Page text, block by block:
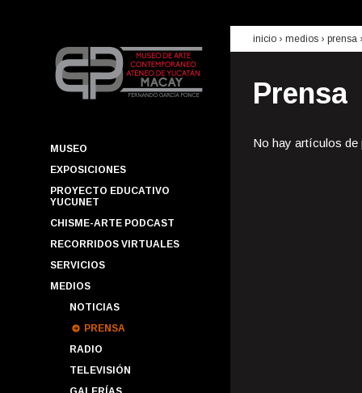
MUSEO
EXPOSICIONES
PROYECTO EDUCATIVO
YUCUNET
CHISME-ARTE PODCAST
RECORRIDOS VIRTUALES
SERVICIOS
MEDIOS
NOTICIAS
PRENSA
RADIO
TELEVISIÓN
inicio › medios › prensa
Prensa
No hay artículos de